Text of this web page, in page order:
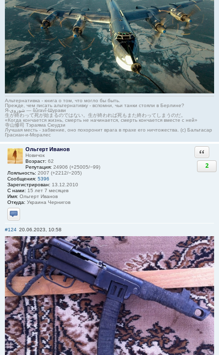
Альтернативка - книга о том, что могло бы быть.
Прежде, чем писать альтернативку - вспомни, чьи танки стояли в Берлине?
Я-شوروی — šûravî-Шурави
生が終わって死が始まるのではない。生が終われば死もまた終わってしまうのだ。
«Когда кончается жизнь, смерть не начинается, смерть кончается вместе с ней»
寺山修司 Тэраяма Сюудзи
Лучшая месть - забвение, оно похоронит врага в прахе его ничтожества. (с) Бальтасар
Грасиан-и-Моралес
Ольгерт Иванов
Новичок
Возраст: 62
Репутация: 24906 (+25005/−99)
Лояльность: 2007 (+2212/−205)
Сообщения: 5396
Зарегистрирован: 13.12.2010
С нами: 15 лет 7 месяцев
Имя: Ольгерт Иванов
Откуда: Украина Чернигов
Отправить личное сообщение
2
#124 20.06.2023, 10:58